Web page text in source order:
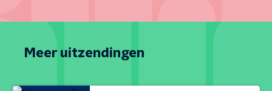
Meer uitzendingen